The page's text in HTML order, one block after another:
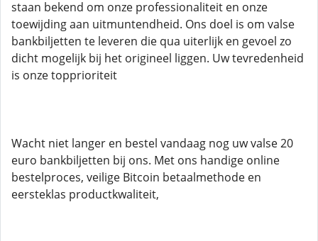
staan ​​bekend om onze professionaliteit en onze
toewijding aan uitmuntendheid. Ons doel is om valse
bankbiljetten te leveren die qua uiterlijk en gevoel zo
dicht mogelijk bij het origineel liggen. Uw tevredenheid
is onze topprioriteit
Wacht niet langer en bestel vandaag nog uw valse 20
euro bankbiljetten bij ons. Met ons handige online
bestelproces, veilige Bitcoin betaalmethode en
eersteklas productkwaliteit,